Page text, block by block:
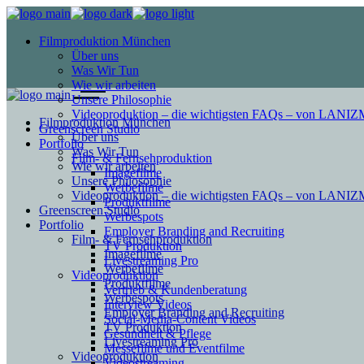
Filmproduktion München
Über uns
Was Wir Tun
Wie wir arbeiten
Unsere Philosophie
Videoproduktion – die wichtigsten FAQs – von
Greenscreen Studio
Portfolio
Film- & Fernsehproduktion
Imagefilme
Werbefilme
Produktfilme
Werbespots
Employer Branding and Recruiting
TV Produktion
Livestreaming Pro
Videoproduktion
Vertrieb & Kundenberatung
Interview Videos
Social-Media-Content Videos
Gesundheit & Pflege
Mes­se­filme und Eventfilme
Filmproduktion München
Über uns
Was Wir Tun
Wie wir arbeiten
Unsere Philosophie
Videoproduktion – die wichtigsten FAQs – von
Greenscreen Studio
Portfolio
Film- & Fernsehproduktion
Imagefilme
Werbefilme
Produktfilme
Werbespots
Employer Branding and Recruiting
TV Produktion
Livestreaming Pro
Videoproduktion